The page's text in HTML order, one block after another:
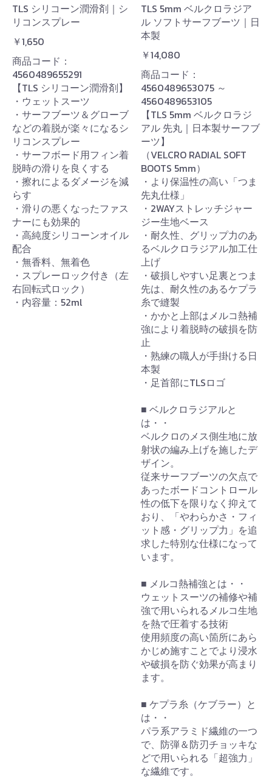
TLS シリコーン潤滑剤｜シ
リコンスプレー
￥1,650
商品コード：
4560489655291
【TLS シリコーン潤滑剤】
・ウェットスーツ
・サーフブーツ＆グローブ
などの着脱が楽々になるシ
リコンスプレー
・サーフボード用フィン着
脱時の滑りを良くする
・擦れによるダメージを減
らす
・滑りの悪くなったファス
ナーにも効果的
・高純度シリコーンオイル
配合
・無香料、無着色
・スプレーロック付き（左
右回転式ロック）
・内容量：52ml
TLS 5mm ベルクロラジア
ル ソフトサーフブーツ｜日
本製
￥14,080
商品コード：
4560489653075 ～
4560489653105
【TLS 5mm ベルクロラジ
アル 先丸｜日本製サーフブ
ーツ】
（VELCRO RADIAL SOFT
BOOTS 5mm）
・より保温性の高い「つま
先丸仕様」
・2WAYストレッチジャー
ジー生地ベース
・耐久性、グリップ力のあ
るベルクロラジアル加工仕
上げ
・破損しやすい足裏とつま
先は、耐久性のあるケプラ
糸で縫製
・かかと上部はメルコ熱補
強により着脱時の破損を防
止
・熟練の職人が手掛ける日
本製
・足首部にTLSロゴ
■ ベルクロラジアルと
は・・
ベルクロのメス側生地に放
射状の編み上げを施したデ
ザイン。
従来サーフブーツの欠点で
あったボードコントロール
性の低下を限りなく抑えて
おり、「やわらかさ・フィ
ット感・グリップ力」を追
求した特別な仕様になって
います。
■ メルコ熱補強とは・・
ウェットスーツの補修や補
強で用いられるメルコ生地
を熱で圧着する技術
使用頻度の高い箇所にあら
かじめ施すことでより浸水
や破損を防ぐ効果が高まり
ます。
■ ケプラ糸（ケブラー）と
は・・
パラ系アラミド繊維の一つ
で、防弾＆防刃チョッキな
どで用いられる「超強力」
な繊維です。